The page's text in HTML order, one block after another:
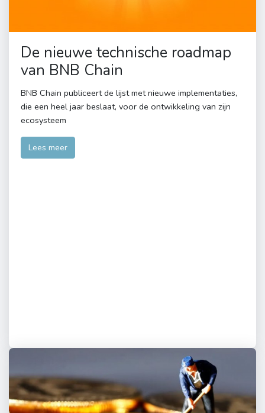
De nieuwe technische roadmap
van BNB Chain
BNB Chain publiceert de lijst met nieuwe implementaties,
die een heel jaar beslaat, voor de ontwikkeling van zijn
ecosysteem
Lees meer